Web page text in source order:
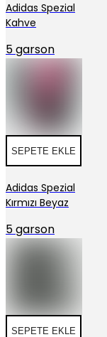
Adidas Spezial
Kahve
5 garson
SEPETE EKLE
Adidas Spezial
Kırmızı Beyaz
5 garson
SEPETE EKLE